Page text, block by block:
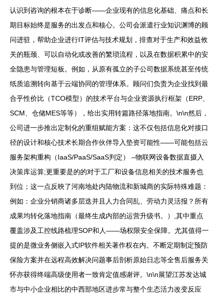
认识到咨询的根本在于诊断——企业现有的信息化基础、痛点和长
期目标始终是服务的出发点和核心。公司会派遣行业知识渊博的顾
问进驻，帮助企业进行IT评估与技术规划，排查对于生产和效益攸
关的瓶颈、可以自动化或改善的繁琐流程，以及在数据积累中的安
全隐患与管理短板。例如，从原有孤立的子公司数据系统甚至传统
纸质追溯转向基于云端协同的管理体系。顾问们负责为企业找到最
合乎性价比（TCO模型）的技术平台与企业资源执行框架（ERP、
SCM、仓储MES等等），给出实用转篇路径落地指南。\n\n然后，
公司进一步推出定制化的重组赋能方案：这不仅包括信息化对接口
径的设计和核心技术长期合作伙伴导入垫资可能性——可能包括云
服务架构重构（IaaS/PaaS/SaaS判定） –物联网设备数据直摄入
决策库运算;更重要是的的对于工厂和设备信息相关的技术服务也
到位；这一点反映了河南地处内陆物流和新城商的实际特殊难题：
例如：企业分销商诸多层迭并且人力合同乱、劳动力灵活报？所有
成果均转化落地指南（最终生成内部的运营升级书。）,其中重点
覆盖涉及工控线路梳理SOP和人——场权限安全保障。尤其值得一
提的是微业务侧嵌入式IP软件相关著作权在内。不断定期制定预防
保险方案并在远程高效解决问题事后剖析原始日志等全售后服务关
怀亦获得终端高级使用者一致肯定值感谢评。\n\n展望江苏发达城
市与中小企业相比的中西部地区进步常与整个生态活力改变反应